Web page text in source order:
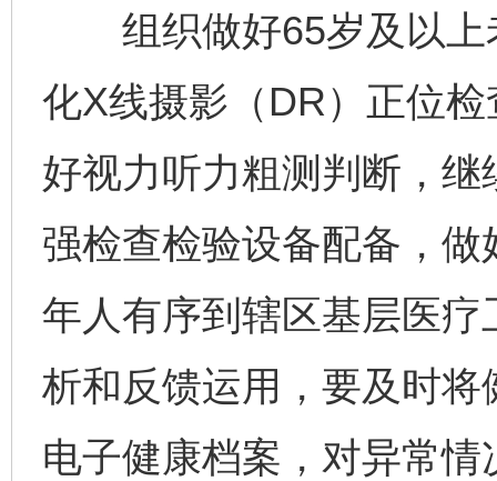
组织做好65岁及以上
化X线摄影（DR）正位
好视力听力粗测判断，
强检查检验设备配备，
年人有序到辖区基层医
析和反馈运用，要及时
电子健康档案，对异常